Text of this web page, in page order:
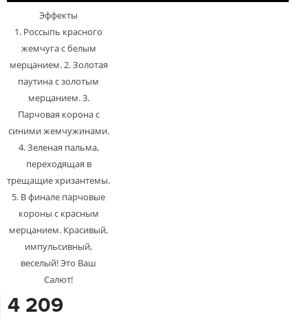
Эффекты
1. Россыпь красного
жемчуга с белым
мерцанием. 2. Золотая
паутина с золотым
мерцанием. 3.
Парчовая корона с
синими жемчужинами.
4. Зеленая пальма,
переходящая в
трещащие хризантемы.
5. В финале парчовые
короны с красным
мерцанием. Красивый,
импульсивный,
веселый! Это Ваш
Салют!
4 209